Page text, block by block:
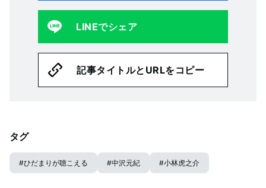
LINEでシェア
記事タイトルとURLをコピー
タグ
#ひだまりが聴こえる #中沢元紀 #小林虎之介